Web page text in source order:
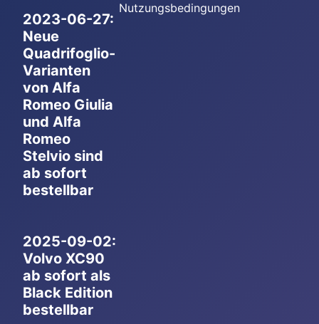
2023-06-27:
Neue
Quadrifoglio-
Varianten
von Alfa
Romeo Giulia
und Alfa
Romeo
Stelvio sind
ab sofort
bestellbar
2025-09-02:
Volvo XC90
ab sofort als
Black Edition
bestellbar
Nutzungsbedingungen